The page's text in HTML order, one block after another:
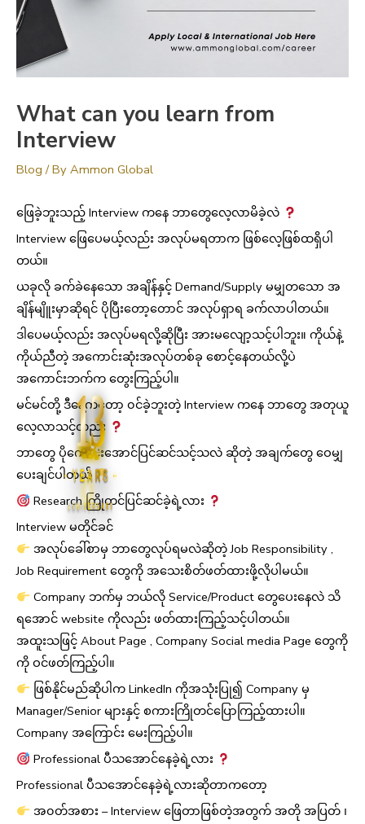
13
YEARS
ANNIVERSARY
What can you learn from
Interview
Blog / By Ammon Global
ဖြေခဲ့ဘူးသည့် Interview ကနေ ဘာတွေလေ့လာမိခဲ့လဲ
Interview ဖြေပေမယ့်လည်း အလုပ်မရတာက ဖြစ်လေ့ဖြစ်ထရှိပါ
တယ်။
ယခုလို ခက်ခဲနေသော အချိန်နှင့် Demand/Supply မမျှတသော အ
ချိန်မျိူးမှာဆိုရင် ပိုပြီးတော့တောင် အလုပ်ရှာရ ခက်လာပါတယ်။
ဒါပေမယ့်လည်း အလုပ်မရလို့ဆိုပြီး အားမလျော့သင့်ပါဘူး။ ကိုယ်နဲ့
ကိုယ်ညီတဲ့ အကောင်းဆုံးအလုပ်တစ်ခု စောင့်နေတယ်လို့ပဲ
အကောင်းဘက်က တွေးကြည့်ပါ။
မင်မင်တို့ ဒီနေ့ကတော့ ၀င်ခဲ့ဘူးတဲ့ Interview ကနေ ဘာတွေ အတုယူ
လေ့လာသင့်လည်း
ဘာတွေ ပိုကောင်းအောင်ပြင်ဆင်သင့်သလဲ ဆိုတဲ့ အချက်တွေ ဝေမျှ
ပေးချင်ပါတယ်
Research ကြိုတင်ပြင်ဆင်ခဲ့ရဲ့လား
Interview မတိုင်ခင်
အလုပ်ခေါ်စာမှ ဘာတွေလုပ်ရမလဲဆိုတဲ့ Job Responsibility ,
Job Requirement တွေကို အသေးစိတ်ဖတ်ထားဖို့လိုပါမယ်။
Company ဘက်မှ ဘယ်လို Service/Product တွေပေးနေလဲ သိ
ရအောင် website ကိုလည်း ဖတ်ထားကြည့်သင့်ပါတယ်။
အထူးသဖြင့် About Page , Company Social media Page တွေကို
ကို ဝင်ဖတ်ကြည့်ပါ။
ဖြစ်နိုင်မည်ဆိုပါက LinkedIn ကိုအသုံးပြု၍ Company မှ
Manager/Senior များနှင့် စကားကြိုတင်ပြောကြည့်ထားပါ။
Company အကြောင်း မေးကြည့်ပါ။
Professional ပီသအောင်နေခဲ့ရဲ့လား
Professional ပီသအောင်နေခဲ့ရဲ့လားဆိုတာကတော့
အ၀တ်အစား – Interview ဖြေတာဖြစ်တဲ့အတွက် အတို အပြတ် ၊